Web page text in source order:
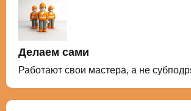
Делаем сами
Работают свои мастера, а не